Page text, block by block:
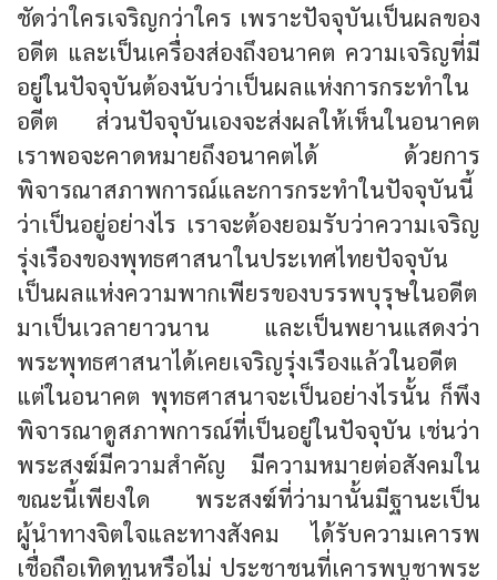
ชัดว่าใครเจริญกว่าใคร เพราะปัจจุบันเป็นผลของ
อดีต และเป็นเครื่องส่องถึงอนาคต ความเจริญที่มี
อยู่ในปัจจุบันต้องนับว่าเป็นผลแห่งการกระทำใน
อดีต ส่วนปัจจุบันเองจะส่งผลให้เห็นในอนาคต
เราพอจะคาดหมายถึงอนาคตได้ ด้วยการ
พิจารณาสภาพการณ์และการกระทำในปัจจุบันนี้
ว่าเป็นอยู่อย่างไร เราจะต้องยอมรับว่าความเจริญ
รุ่งเรืองของพุทธศาสนาในประเทศไทยปัจจุบัน
เป็นผลแห่งความพากเพียรของบรรพบุรุษในอดีต
มาเป็นเวลายาวนาน และเป็นพยานแสดงว่า
พระพุทธศาสนาได้เคยเจริญรุ่งเรืองแล้วในอดีต
แต่ในอนาคต พุทธศาสนาจะเป็นอย่างไรนั้น ก็พึง
พิจารณาดูสภาพการณ์ที่เป็นอยู่ในปัจจุบัน เช่นว่า
พระสงฆ์มีความสำคัญ มีความหมายต่อสังคมใน
ขณะนี้เพียงใด พระสงฆ์ที่ว่ามานั้นมีฐานะเป็น
ผู้นำทางจิตใจและทางสังคม ได้รับความเคารพ
เชื่อถือเทิดทูนหรือไม่ ประชาชนที่เคารพบูชาพระ